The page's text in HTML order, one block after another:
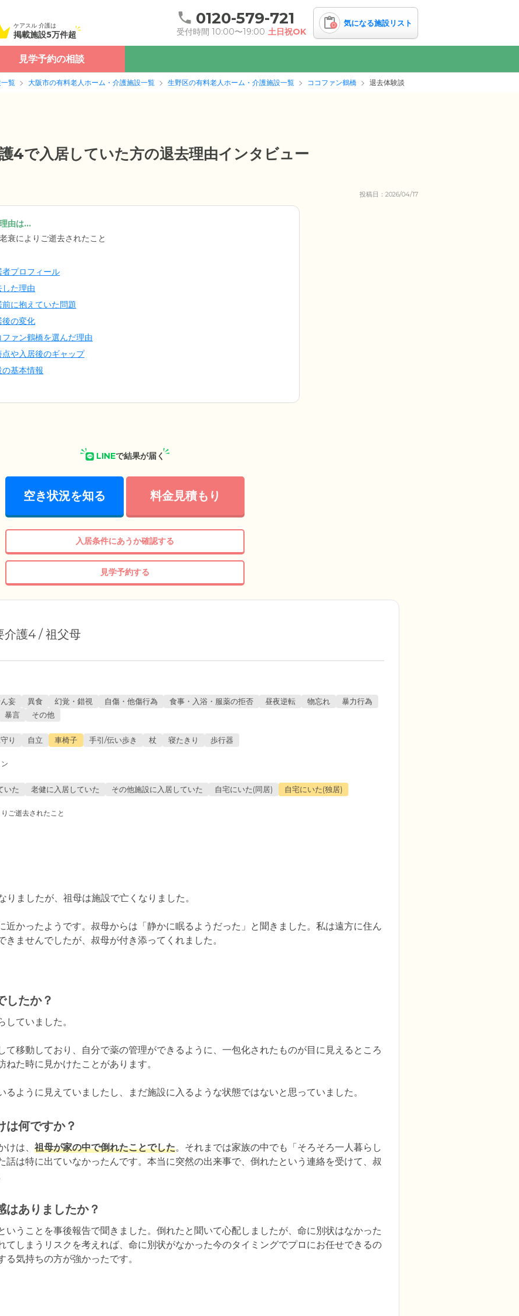
ケアスル 介護は
掲載施設5万件超
0120-579-721
受付時間 10:00〜19:00 土日祝OK
0 気になる施設リスト
見学予約の相談
覧 大阪市の有料老人ホーム・介護施設一覧 生野区の有料老人ホーム・介護施設一覧 ココファン鶴橋 退去体験談
4で入居していた方の退去理由インタビュー
投稿日：2026/04/17
由は...
衰によりご逝去されたこと
者プロフィール
した理由
前に抱えていた問題
後の変化
ファン鶴橋を選んだ理由
点や入居後のギャップ
の基本情報
LINEで結果が届く
空き状況を知る 料金見積もり
入居条件にあうか確認する
見学予約する
介護4 / 祖父母
妄 異食 幻覚・錯視 自傷・他傷行為 食事・入浴・服薬の拒否 昼夜逆転 物忘れ
暴力行為
暴言 その他
り 自立 車椅子 手引/伝い歩き 杖 寝たきり 歩行器
いた 老健に入居していた その他施設に入居していた 自宅にいた(同居) 自宅にいた(独居)
ご逝去されたこと
ましたが、祖母は施設で亡くなりました。
近かったようです。叔母からは「静かに眠るようだった」と聞きました。私は遠方に住ん
ませんでしたが、叔母が付き添ってくれました。
したか？
ていました。
て移動しており、自分で薬の管理ができるように、一包化されたものが目に見えるところ
た時に見かけたことがあります。
ように見えていましたし、まだ施設に入るような状態ではないと思っていました。
は何ですか？
は、 祖母が家の中で倒れたことでした。それまでは家族の中でも「そろそろ一人暮らし
話は特に出ていなかったんです。本当に突然の出来事で、倒れたという連絡を受けて、叔
はありましたか？
いうことを事後報告で聞きました。倒れたと聞いて心配しましたが、命に別状はなかった
てしまうリスクを考えれば、命に別状がなかった今のタイミングでプロにお任せできるの
気持ちの方が強かったです。